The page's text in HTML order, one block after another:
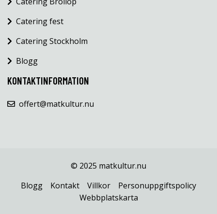
Catering fest
Catering Stockholm
Blogg
KONTAKTINFORMATION
offert@matkultur.nu
© 2025 matkultur.nu
Blogg
Kontakt Villkor
Personuppgiftspolicy
Webbplatskarta